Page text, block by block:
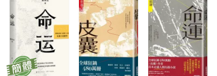
我人生最開始的這些好朋友，於我是如此重要；每個人人生最開始的這些朋友，
是如此重要——我知道的，有人甚至至今還學不會和這世界交朋友。
我在蕪雜的記憶中翻找，努力調動牠們曾留在我心靈深處的印記。我可以保證，
接下來我寫下的，都是我記憶中千真萬確的事情。但我必須得抱歉地承認：我的
確沒有把握，它們是否都真真切切發生過。
等長到一定年紀，容易發現，記憶和真實其實不是很好的朋友。很多時候，我們
自己會創造記憶——但我已經知道了，那並不都是對自己撒謊，而只是因為，我